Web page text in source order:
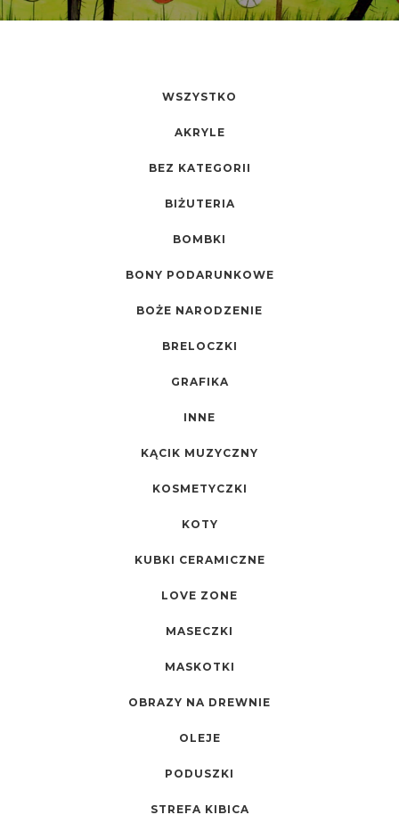
WSZYSTKO
AKRYLE
BEZ KATEGORII
BIŻUTERIA
BOMBKI
BONY PODARUNKOWE
BOŻE NARODZENIE
BRELOCZKI
GRAFIKA
INNE
KĄCIK MUZYCZNY
KOSMETYCZKI
KOTY
KUBKI CERAMICZNE
LOVE ZONE
MASECZKI
MASKOTKI
OBRAZY NA DREWNIE
OLEJE
PODUSZKI
STREFA KIBICA